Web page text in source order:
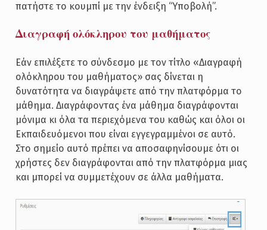
πατήστε το κουμπί με την ένδειξη “Υποβολή”.
Διαγραφή ολόκληρου του μαθήματος
Εάν επιλέξετε το σύνδεσμο με τον τίτλο «Διαγραφή
ολόκληρου του μαθήματος» σας δίνεται η
δυνατότητα να διαγράψετε από την πλατφόρμα το
μάθημα. Διαγράφοντας ένα μάθημα διαγράφονται
μόνιμα κι όλα τα περιεχόμενα του καθώς και όλοι οι
Εκπαιδευόμενοι που είναι εγγεγραμμένοι σε αυτό.
Στο σημείο αυτό πρέπει να αποσαφηνίσουμε ότι οι
χρήστες δεν διαγράφονται από την πλατφόρμα μιας
και μπορεί να συμμετέχουν σε άλλα μαθήματα.